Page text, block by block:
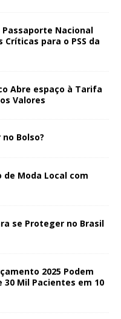
Passaporte Nacional
para o PSS da
Abre espaço à Tarifa
Valores
Bolso?
de Moda Local com
se Proteger no Brasil
2025 Podem
Mil Pacientes em 10